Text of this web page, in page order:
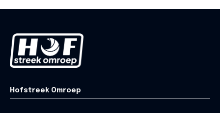
Hofstreek Omroep